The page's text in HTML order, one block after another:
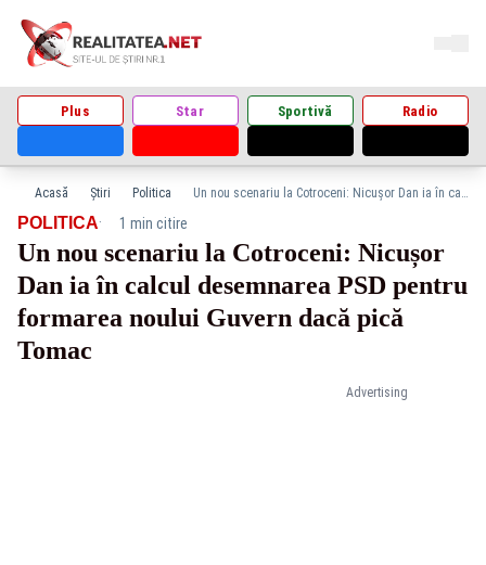
Plus Star Sportivă Radio
Acasă Știri Politica Un nou scenariu la Cotroceni: Nicușor Dan ia în calcul desemnarea PSD pentru formarea noului Guvern dacă pică Tomac
Advertising
POLITICA· 1 min citire
Un nou scenariu la Cotroceni: Nicușor
Dan ia în calcul desemnarea PSD pentru
formarea noului Guvern dacă pică
Tomac